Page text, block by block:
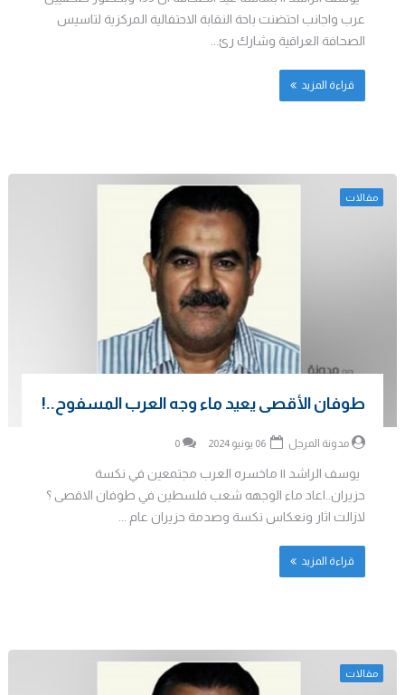
عرب واجانب احتضنت باحة النقابة الاحتفالية المركزية لتاسيس
الصحافة العراقية وشارك رئ...
قراءة المزيد
مقالات
طوفان الأقصى يعيد ماء وجه العرب المسفوح..!
مدونة المرجل 0
يوسف الراشد || ماخسره العرب مجتمعين في نكسة
حزيران..اعاد ماء الوجهه شعب فلسطين في طوفان الاقصى ؟
لازالت اثار ونعكاس نكسة وصدمة حزيران عام ...
قراءة المزيد
مقالات